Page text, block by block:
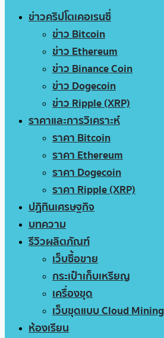
ข่าวคริปโตเคอเรนซี่
ข่าว Bitcoin
ข่าว Ethereum
ข่าว Binance Coin
ข่าว Dogecoin
ข่าว Ripple (XRP)
ราคาและการวิเคราะห์
ราคา Bitcoin
ราคา Ethereum
ราคา Dogecoin
ราคา Ripple (XRP)
ปฏิทินเศรษฐกิจ
บทความ
รีวิวผลิตภัณฑ์
เว็บซื้อขาย
กระเป๋าเก็บเหรียญ
เครื่องขุด
เว็บขุดแบบ Cloud Mining
ห้องเรียน